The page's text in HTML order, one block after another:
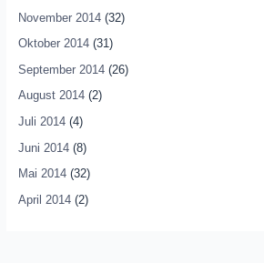
November 2014(32)
Oktober 2014(31)
September 2014(26)
August 2014(2)
Juli 2014(4)
Juni 2014(8)
Mai 2014(32)
April 2014(2)